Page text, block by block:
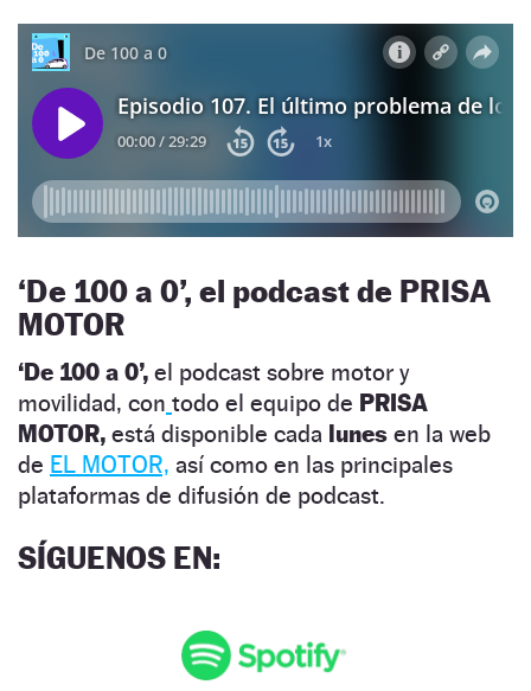
‘De 100 a 0’, el podcast de PRISA
MOTOR
‘De 100 a 0’, el podcast sobre motor y
movilidad, con todo el equipo de PRISA
MOTOR, está disponible cada lunes en la web
de EL MOTOR, así como en las principales
plataformas de difusión de podcast.
SÍGUENOS EN: